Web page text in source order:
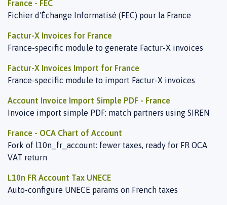
France - FEC
Fichier d'Échange Informatisé (FEC) pour la France
Factur-X Invoices for France
France-specific module to generate Factur-X invoices
Factur-X Invoices Import for France
France-specific module to import Factur-X invoices
Account Invoice Import Simple PDF - France
Invoice import simple PDF: match partners using SIREN
France - OCA Chart of Account
Fork of l10n_fr_account: fewer taxes, ready for FR OCA
VAT return
L10n FR Account Tax UNECE
Auto-configure UNECE params on French taxes